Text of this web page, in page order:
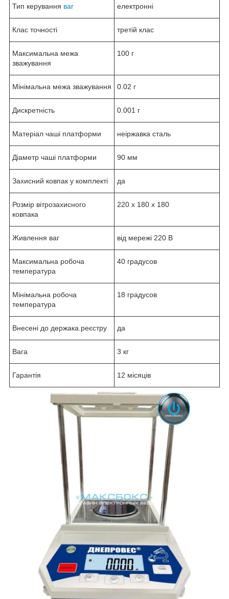
Тип керування ваг електронні
Клас точності третій клас
Максимальна межа
зважування
100 г
Мінімальна межа зважування 0.02 г
Дискретність 0.001 г
Матеріал чаші платформи неіржавка сталь
Діаметр чаші платформи 90 мм
Захисний ковпак у комплекті да
Розмір вітрозахисного
ковпака
220 х 180 х 180
Живлення ваг від мережі 220 В
Максимальна робоча
температура
40 градусов
Мінімальна робоча
температура
18 градусов
Внесені до держака.реєстру да
Вага 3 кг
Гарантія 12 місяців